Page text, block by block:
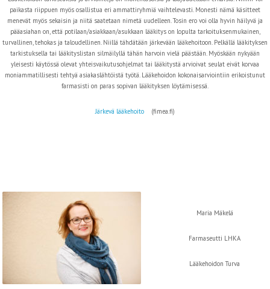
paikasta riippuen myös osallistua eri ammattiryhmiä vaihtelevasti. Monesti nämä käsitteet
menevät myös sekaisin ja niitä saatetaan nimetä uudelleen. Tosin ero voi olla hyvin häilyvä ja
pääasiahan on, että potilaan/asiakkaan/asukkaan lääkitys on lopulta tarkoituksenmukainen,
turvallinen, tehokas ja taloudellinen. Niillä tähdätään järkevään lääkehoitoon. Pelkällä lääkityksen
tarkistuksella tai lääkityslistan silmäilyllä tähän harvoin vielä päästään. Myöskään nykyään
yleisesti käytössä olevat yhteisvaikutusohjelmat tai lääkitystä arvioivat seulat eivät korvaa
moniammatillisesti tehtyä asiakaslähtöistä työtä. Lääkehoidon kokonaisarviointiin erikoistunut
farmasisti on paras sopivan lääkityksen löytämisessä.
Järkevä lääkehoito (fimea.fi)
Maria Mäkelä
Farmaseutti LHKA
Lääkehoidon Turva